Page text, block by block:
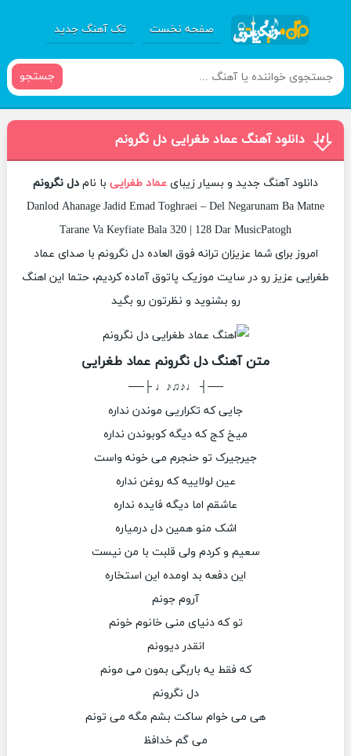
صفحه نخست تک آهنگ جدید
جستجو
دانلود آهنگ عماد طغرایی دل نگرونم
دانلود آهنگ جدید و بسیار زیبای عماد طغرایی با نام دل نگرونم
Danlod Ahanage Jadid Emad Toghraei – Del Negarunam Ba Matne
Tarane Va Keyfiate Bala 320 | 128 Dar MusicPatogh
امروز برای شما عزیزان ترانه فوق العاده دل نگرونم با صدای عماد
طغرایی عزیز رو در سایت موزیک پاتوق آماده کردیم، حتما این اهنگ
رو بشنوید و نظرتون رو بگید
متن آهنگ دل نگرونم عماد طغرایی
──┤ ♩♪♫♪♩ ├──
جایی که تکراریی موندن نداره
میخ کج که دیگه کوبوندن نداره
جیرجیرک تو حنجرم می خونه واست
عین لولاییه که روغن نداره
عاشقم اما دیگه فایده نداره
اشک منو همین دل درمیاره
سعیم و کردم ولی قلبت با من نیست
این دفعه بد اومده این استخاره
آروم جونم
تو که دنیای منی خانوم خونم
انقدر دیوونم
که فقط یه باربگی بمون می مونم
دل نگرونم
هی می خوام ساکت بشم مگه می تونم
می گم خدافظ